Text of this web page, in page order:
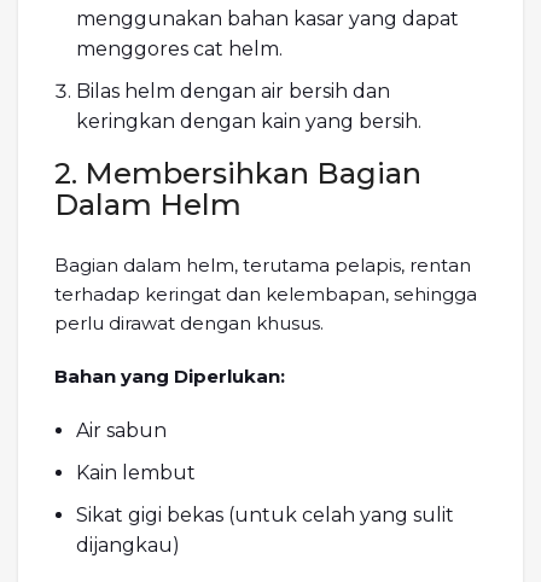
menggunakan bahan kasar yang dapat
menggores cat helm.
Bilas helm dengan air bersih dan
keringkan dengan kain yang bersih.
2. Membersihkan Bagian
Dalam Helm
Bagian dalam helm, terutama pelapis, rentan
terhadap keringat dan kelembapan, sehingga
perlu dirawat dengan khusus.
Bahan yang Diperlukan:
Air sabun
Kain lembut
Sikat gigi bekas (untuk celah yang sulit
dijangkau)